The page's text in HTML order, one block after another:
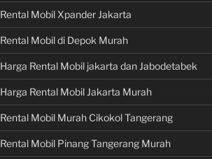
Rental Mobil Xpander Jakarta
Rental Mobil di Depok Murah
Harga Rental Mobil jakarta dan Jabodetabek
Harga Rental Mobil Jakarta Murah
Rental Mobil Murah Cikokol Tangerang
Rental Mobil Pinang Tangerang Murah